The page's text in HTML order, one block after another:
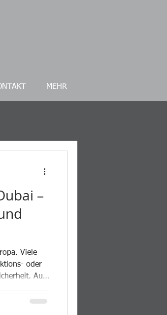
MEHR
–
Viele
oder
Aus
Zeit,